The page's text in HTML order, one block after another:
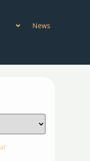
News